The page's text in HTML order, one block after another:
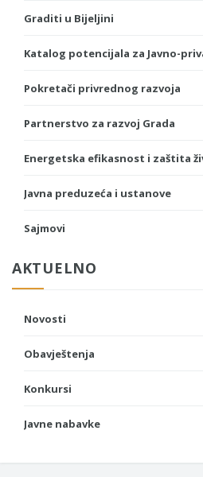
Graditi u Bijeljini
Katalog potencijala za Javno-
Pokretači privrednog razvoja
Partnerstvo za razvoj Grada
Energetska efikasnost i zaštita
Javna preduzeća i ustanove
Sajmovi
AKTUELNO
Novosti
Obavještenja
Konkursi
Javne nabavke